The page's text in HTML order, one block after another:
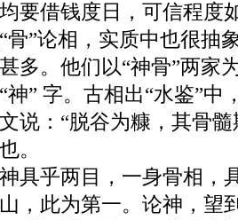
要借钱度日，可信程度
骨”论相，实质中也很抽
多。他们以“神骨”两家
神” 字。古相出“水鉴”
说：“脱谷为糠，其骨
。
具乎两目，一身骨相，
，此为第一。论神，望